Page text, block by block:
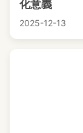
化意義
2025-12-13